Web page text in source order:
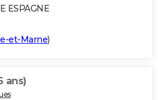
ESPAGNE
et-Marne)
ans)